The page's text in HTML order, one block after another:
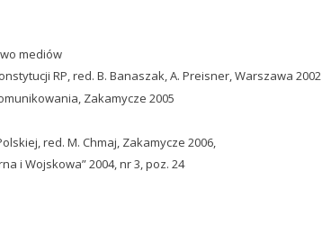
mediów
RP, red. B. Banaszak, A. Preisner, Warszawa 2002
Zakamycze 2005
red. M. Chmaj, Zakamycze 2006,
i Wojskowa” 2004, nr 3, poz. 24